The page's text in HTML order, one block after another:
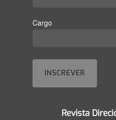
Cargo
Revista